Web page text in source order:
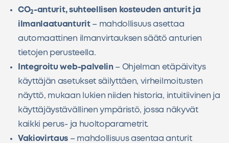
CO2-anturit, suhteellisen kosteuden anturit ja
ilmanlaatuanturit– mahdollisuus asettaa
automaattinen ilmanvirtauksen säätö anturien
tietojen perusteella.
Integroitu web-palvelin– Ohjelman etäpäivitys
käyttäjän asetukset säilyttäen, virheilmoitusten
näyttö, mukaan lukien niiden historia, intuitiivinen ja
käyttäjäystävällinen ympäristö, jossa näkyvät
kaikki perus- ja huoltoparametrit.
Vakiovirtaus – mahdollisuus asentaa anturit